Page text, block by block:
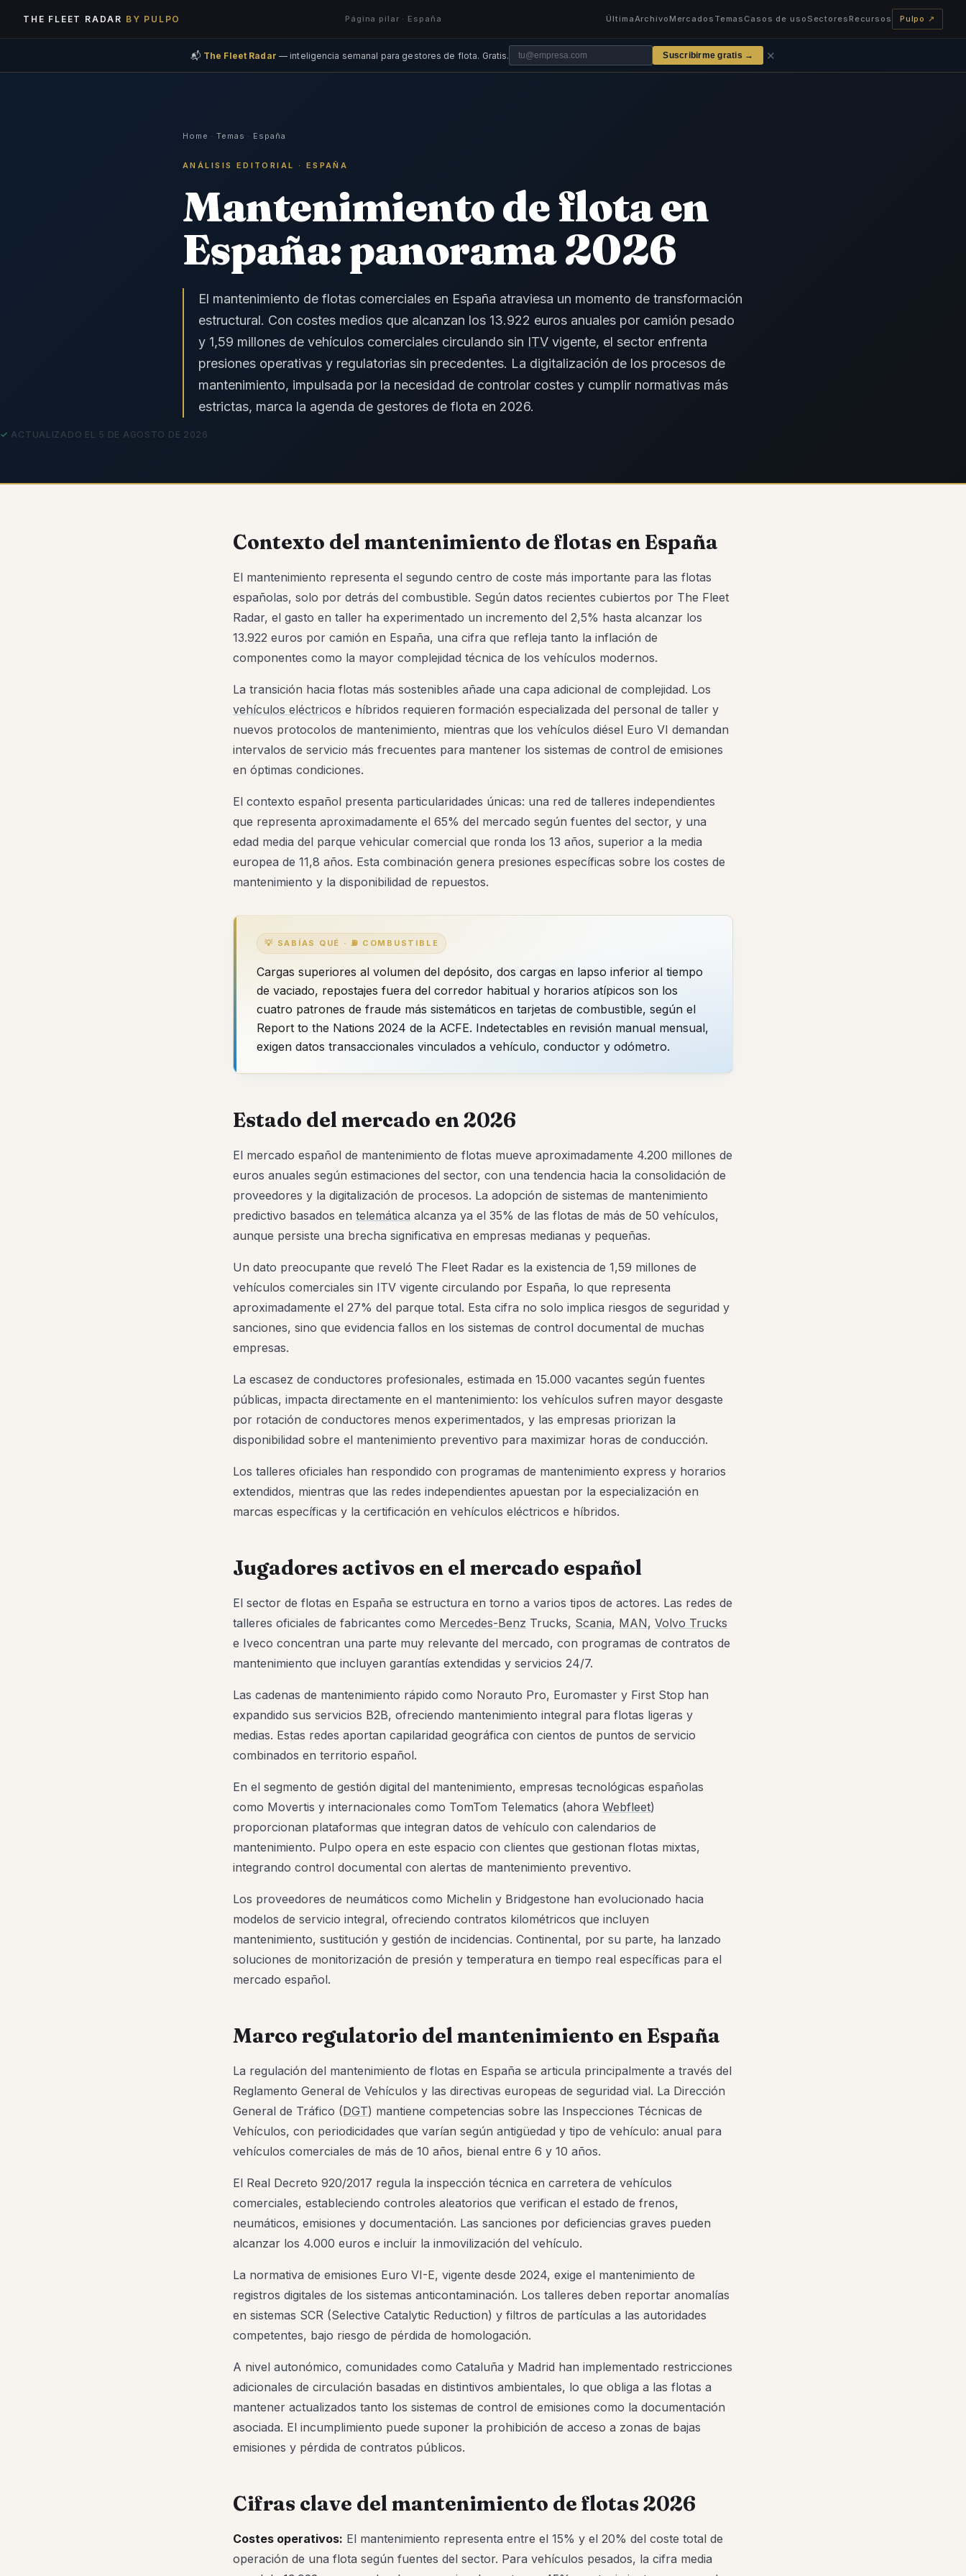
THE FLEET RADAR BY PULPO Página pilar · España ÚltimaArchivo Mercados Temas Casos de usoSectores Recursos Pulpo ↗
📬 The Fleet Radar — inteligencia semanal para gestores de flota. Gratis. Suscribirme gratis → ✕
Home ·Temas · España
ANÁLISIS EDITORIAL · ESPAÑA
Mantenimiento de flota en
España: panorama 2026
El mantenimiento de flotas comerciales en España atraviesa un momento de transformación
estructural. Con costes medios que alcanzan los 13.922 euros anuales por camión pesado
y 1,59 millones de vehículos comerciales circulando sin ITV vigente, el sector enfrenta
presiones operativas y regulatorias sin precedentes. La digitalización de los procesos de
mantenimiento, impulsada por la necesidad de controlar costes y cumplir normativas más
estrictas, marca la agenda de gestores de flota en 2026.
ACTUALIZADO EL 5 DE AGOSTO DE 2026
Contexto del mantenimiento de flotas en España
El mantenimiento representa el segundo centro de coste más importante para las flotas
españolas, solo por detrás del combustible. Según datos recientes cubiertos por The Fleet
Radar, el gasto en taller ha experimentado un incremento del 2,5% hasta alcanzar los
13.922 euros por camión en España, una cifra que refleja tanto la inflación de
componentes como la mayor complejidad técnica de los vehículos modernos.
La transición hacia flotas más sostenibles añade una capa adicional de complejidad. Los
vehículos eléctricos e híbridos requieren formación especializada del personal de taller y
nuevos protocolos de mantenimiento, mientras que los vehículos diésel Euro VI demandan
intervalos de servicio más frecuentes para mantener los sistemas de control de emisiones
en óptimas condiciones.
El contexto español presenta particularidades únicas: una red de talleres independientes
que representa aproximadamente el 65% del mercado según fuentes del sector, y una
edad media del parque vehicular comercial que ronda los 13 años, superior a la media
europea de 11,8 años. Esta combinación genera presiones específicas sobre los costes de
mantenimiento y la disponibilidad de repuestos.
💡 SABÍAS QUÉ · ⛽ COMBUSTIBLE
Cargas superiores al volumen del depósito, dos cargas en lapso inferior al tiempo
de vaciado, repostajes fuera del corredor habitual y horarios atípicos son los
cuatro patrones de fraude más sistemáticos en tarjetas de combustible, según el
Report to the Nations 2024 de la ACFE. Indetectables en revisión manual mensual,
exigen datos transaccionales vinculados a vehículo, conductor y odómetro.
Estado del mercado en 2026
El mercado español de mantenimiento de flotas mueve aproximadamente 4.200 millones de
euros anuales según estimaciones del sector, con una tendencia hacia la consolidación de
proveedores y la digitalización de procesos. La adopción de sistemas de mantenimiento
predictivo basados en telemática alcanza ya el 35% de las flotas de más de 50 vehículos,
aunque persiste una brecha significativa en empresas medianas y pequeñas.
Un dato preocupante que reveló The Fleet Radar es la existencia de 1,59 millones de
vehículos comerciales sin ITV vigente circulando por España, lo que representa
aproximadamente el 27% del parque total. Esta cifra no solo implica riesgos de seguridad y
sanciones, sino que evidencia fallos en los sistemas de control documental de muchas
empresas.
La escasez de conductores profesionales, estimada en 15.000 vacantes según fuentes
públicas, impacta directamente en el mantenimiento: los vehículos sufren mayor desgaste
por rotación de conductores menos experimentados, y las empresas priorizan la
disponibilidad sobre el mantenimiento preventivo para maximizar horas de conducción.
Los talleres oficiales han respondido con programas de mantenimiento express y horarios
extendidos, mientras que las redes independientes apuestan por la especialización en
marcas específicas y la certificación en vehículos eléctricos e híbridos.
Jugadores activos en el mercado español
El sector de flotas en España se estructura en torno a varios tipos de actores. Las redes de
talleres oficiales de fabricantes como Mercedes-Benz Trucks, Scania, MAN, Volvo Trucks
e Iveco concentran una parte muy relevante del mercado, con programas de contratos de
mantenimiento que incluyen garantías extendidas y servicios 24/7.
Las cadenas de mantenimiento rápido como Norauto Pro, Euromaster y First Stop han
expandido sus servicios B2B, ofreciendo mantenimiento integral para flotas ligeras y
medias. Estas redes aportan capilaridad geográfica con cientos de puntos de servicio
combinados en territorio español.
En el segmento de gestión digital del mantenimiento, empresas tecnológicas españolas
como Movertis y internacionales como TomTom Telematics (ahora Webfleet)
proporcionan plataformas que integran datos de vehículo con calendarios de
mantenimiento. Pulpo opera en este espacio con clientes que gestionan flotas mixtas,
integrando control documental con alertas de mantenimiento preventivo.
Los proveedores de neumáticos como Michelin y Bridgestone han evolucionado hacia
modelos de servicio integral, ofreciendo contratos kilométricos que incluyen
mantenimiento, sustitución y gestión de incidencias. Continental, por su parte, ha lanzado
soluciones de monitorización de presión y temperatura en tiempo real específicas para el
mercado español.
Marco regulatorio del mantenimiento en España
La regulación del mantenimiento de flotas en España se articula principalmente a través del
Reglamento General de Vehículos y las directivas europeas de seguridad vial. La Dirección
General de Tráfico (DGT) mantiene competencias sobre las Inspecciones Técnicas de
Vehículos, con periodicidades que varían según antigüedad y tipo de vehículo: anual para
vehículos comerciales de más de 10 años, bienal entre 6 y 10 años.
El Real Decreto 920/2017 regula la inspección técnica en carretera de vehículos
comerciales, estableciendo controles aleatorios que verifican el estado de frenos,
neumáticos, emisiones y documentación. Las sanciones por deficiencias graves pueden
alcanzar los 4.000 euros e incluir la inmovilización del vehículo.
La normativa de emisiones Euro VI-E, vigente desde 2024, exige el mantenimiento de
registros digitales de los sistemas anticontaminación. Los talleres deben reportar anomalías
en sistemas SCR (Selective Catalytic Reduction) y filtros de partículas a las autoridades
competentes, bajo riesgo de pérdida de homologación.
A nivel autonómico, comunidades como Cataluña y Madrid han implementado restricciones
adicionales de circulación basadas en distintivos ambientales, lo que obliga a las flotas a
mantener actualizados tanto los sistemas de control de emisiones como la documentación
asociada. El incumplimiento puede suponer la prohibición de acceso a zonas de bajas
emisiones y pérdida de contratos públicos.
Cifras clave del mantenimiento de flotas 2026
Costes operativos: El mantenimiento representa entre el 15% y el 20% del coste total de
operación de una flota según fuentes del sector. Para vehículos pesados, la cifra media